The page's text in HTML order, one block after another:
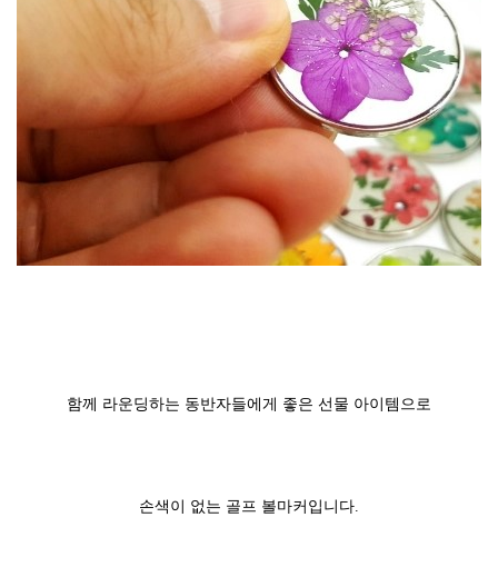
함께 라운딩하는 동반자들에게 좋은 선물 아이템으로
손색이 없는 골프 볼마커입니다.